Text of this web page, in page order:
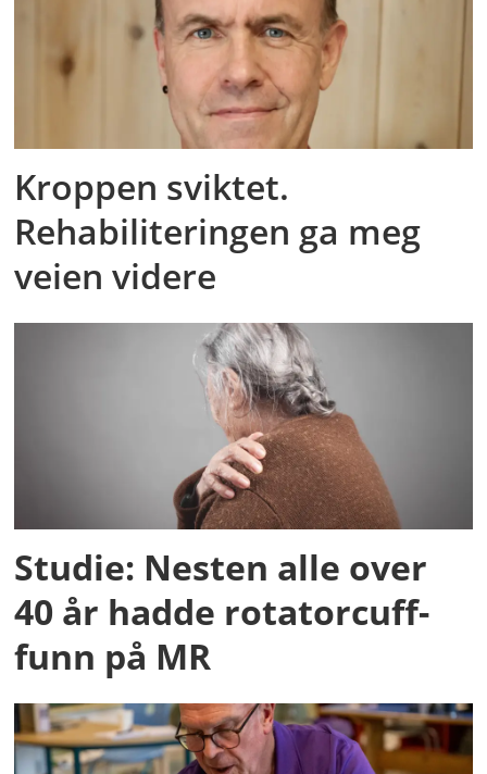
Kroppen sviktet.
Rehabiliteringen ga meg
veien videre
Studie: Nesten alle over
40 år hadde rotatorcuff-
funn på MR